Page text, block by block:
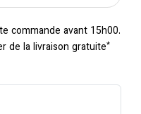
commande avant 15h00.
de la livraison gratuite*